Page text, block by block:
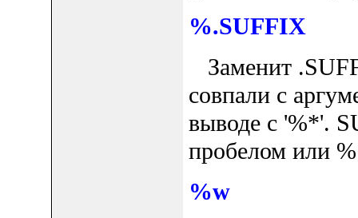
%.SUFFIX
Заменит
совпали с
выводе с '%*'.
пробелом или
%w